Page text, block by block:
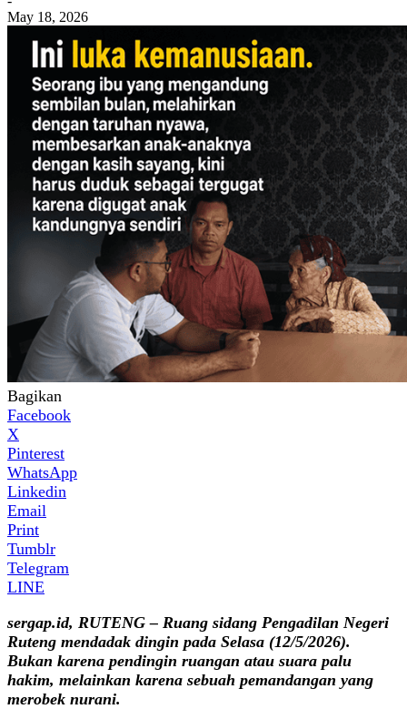
May 18, 2026
Bagikan
Facebook
X
Pinterest
WhatsApp
Linkedin
Email
Print
Tumblr
Telegram
LINE
sergap.id, RUTENG – Ruang sidang Pengadilan Negeri
Ruteng mendadak dingin pada Selasa (12/5/2026).
Bukan karena pendingin ruangan atau suara palu
hakim, melainkan karena sebuah pemandangan yang
merobek nurani.